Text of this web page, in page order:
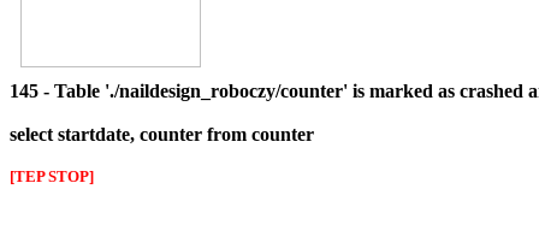
145 - Table './naildesign_roboczy/counter' is marked as crashed
select startdate, counter from counter
[TEP STOP]